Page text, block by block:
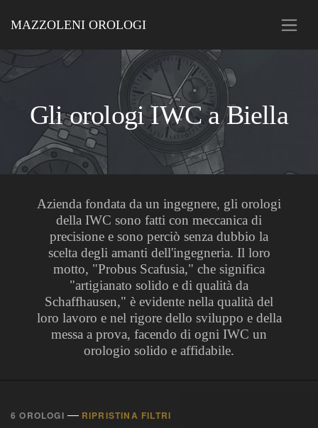
MAZZOLENI OROLOGI
Gli orologi IWC a Biella
Azienda fondata da un ingegnere, gli orologi
della IWC sono fatti con meccanica di
precisione e sono perciò senza dubbio la
scelta degli amanti dell'ingegneria. Il loro
motto, "Probus Scafusia," che significa
"artigianato solido e di qualità da
Schaffhausen," è evidente nella qualità del
loro lavoro e nel rigore dello sviluppo e della
messa a prova, facendo di ogni IWC un
orologio solido e affidabile.
6 OROLOGI — RIPRISTINA FILTRI